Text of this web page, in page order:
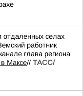
отдаленных селах
работник
глава региона
Максе// ТАСС/